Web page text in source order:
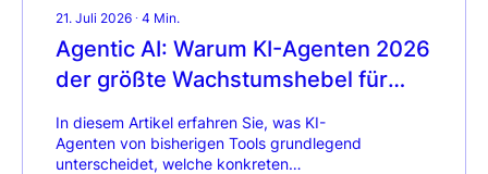
21. Juli 2026 ∙ 4 Min.
Agentic AI: Warum KI-Agenten 2026
der größte Wachstumshebel für
In diesem Artikel erfahren Sie, was KI-
Agenten von bisherigen Tools grundlegend
unterscheidet, welche konkreten